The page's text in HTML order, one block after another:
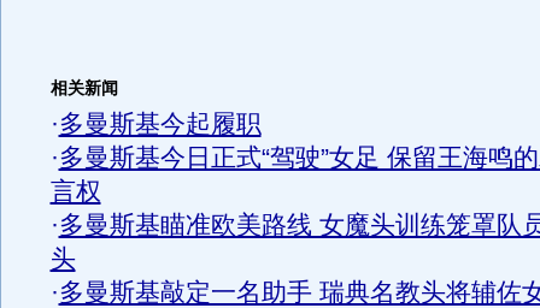
相关新闻
·多曼斯基今起履职
·多曼斯基今日正式“驾驶”女足 保留王海鸣
言权
·多曼斯基瞄准欧美路线 女魔头训练笼罩队
头
·多曼斯基敲定一名助手 瑞典名教头将辅佐